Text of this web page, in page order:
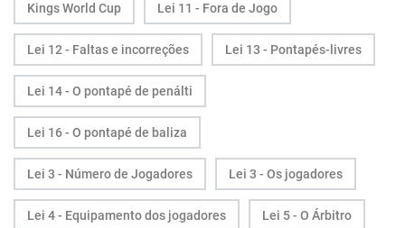
Kings World Cup Lei 11 - Fora de Jogo
Lei 12 - Faltas e incorreções Lei 13 - Pontapés-livres
Lei 14 - O pontapé de penálti
Lei 16 - O pontapé de baliza
Lei 3 - Número de Jogadores Lei 3 - Os jogadores
Lei 4 - Equipamento dos jogadores Lei 5 - O Árbitro